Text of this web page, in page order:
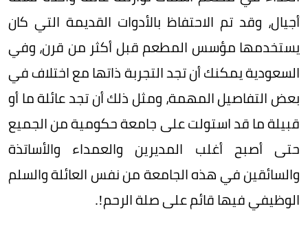
أجيال، وقد تم الاحتفاظ بالأدوات القديمة التي كان
يستخدمها مؤسس المطعم قبل أكثر من قرن، وفي
السعودية يمكنك أن تجد التجربة ذاتها مع اختلاف في
بعض التفاصيل المهمة، ومثل ذلك أن تجد عائلة ما أو
قبيلة ما قد استولت على جامعة حكومية من الجميع
حتى أصبح أغلب المديرين والعمداء والأساتذة
والسائقين في هذه الجامعة من نفس العائلة والسلم
الوظيفي فيها قائم على صلة الرحم!.